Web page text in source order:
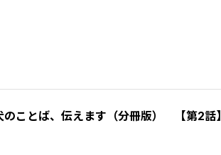
ことば、伝えます（分冊版） 【第2話】